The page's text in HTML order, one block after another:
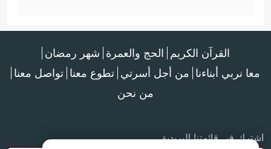
القرآن الكريم الحج والعمرة شهر رمضان
معا نربي أبناءنا من أجل أسرتي تطوع معنا تواصل معنا
من نحن
اشترك في قائمتنا البريدية